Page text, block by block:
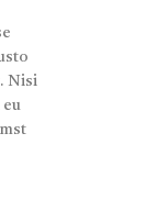
Nisi
eu